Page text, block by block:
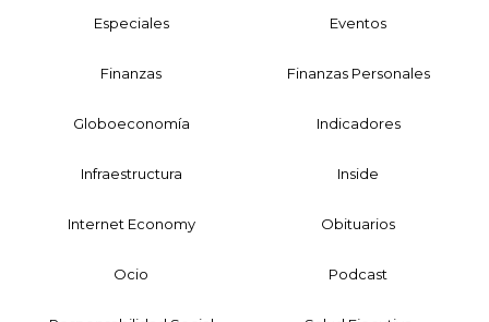
Especiales Eventos
Finanzas Finanzas Personales
Globoeconomía Indicadores
Infraestructura Inside
Internet Economy Obituarios
Ocio Podcast